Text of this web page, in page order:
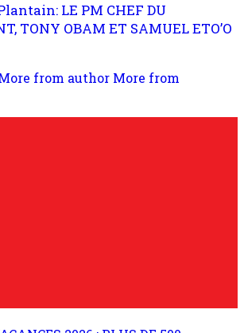
LE PM CHEF DU
TONY OBAM ET SAMUEL ETO’O
from author More from